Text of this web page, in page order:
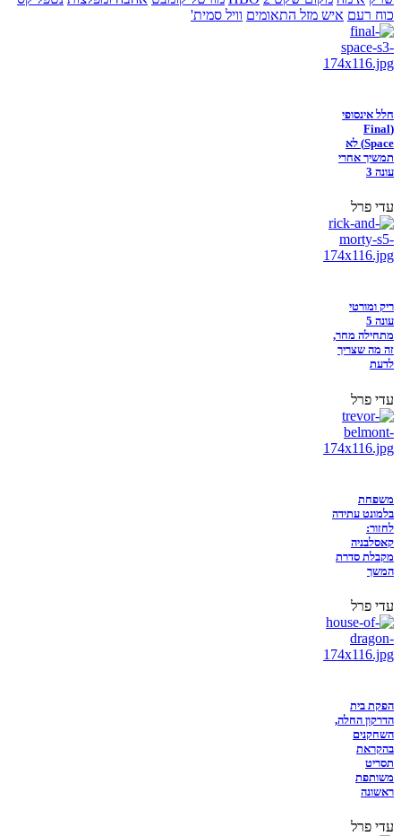
כוח רעם איש מזל התאומים וויל סמית'
חלל אינסופי
(Final
Space) לא
תמשיך אחרי
עונה 3
עדי פרל
ריק ומורטי
עונה 5
מתחילה מחר,
זה מה שצריך
לדעת
עדי פרל
משפחת
בלמונט עתידה
לחזור:
קאסלבניה
מקבלת סדרת
המשך
עדי פרל
הפקת בית
הדרקון החלה,
השחקנים
בהקראת
תסריט
משותפת
ראשונה
עדי פרל